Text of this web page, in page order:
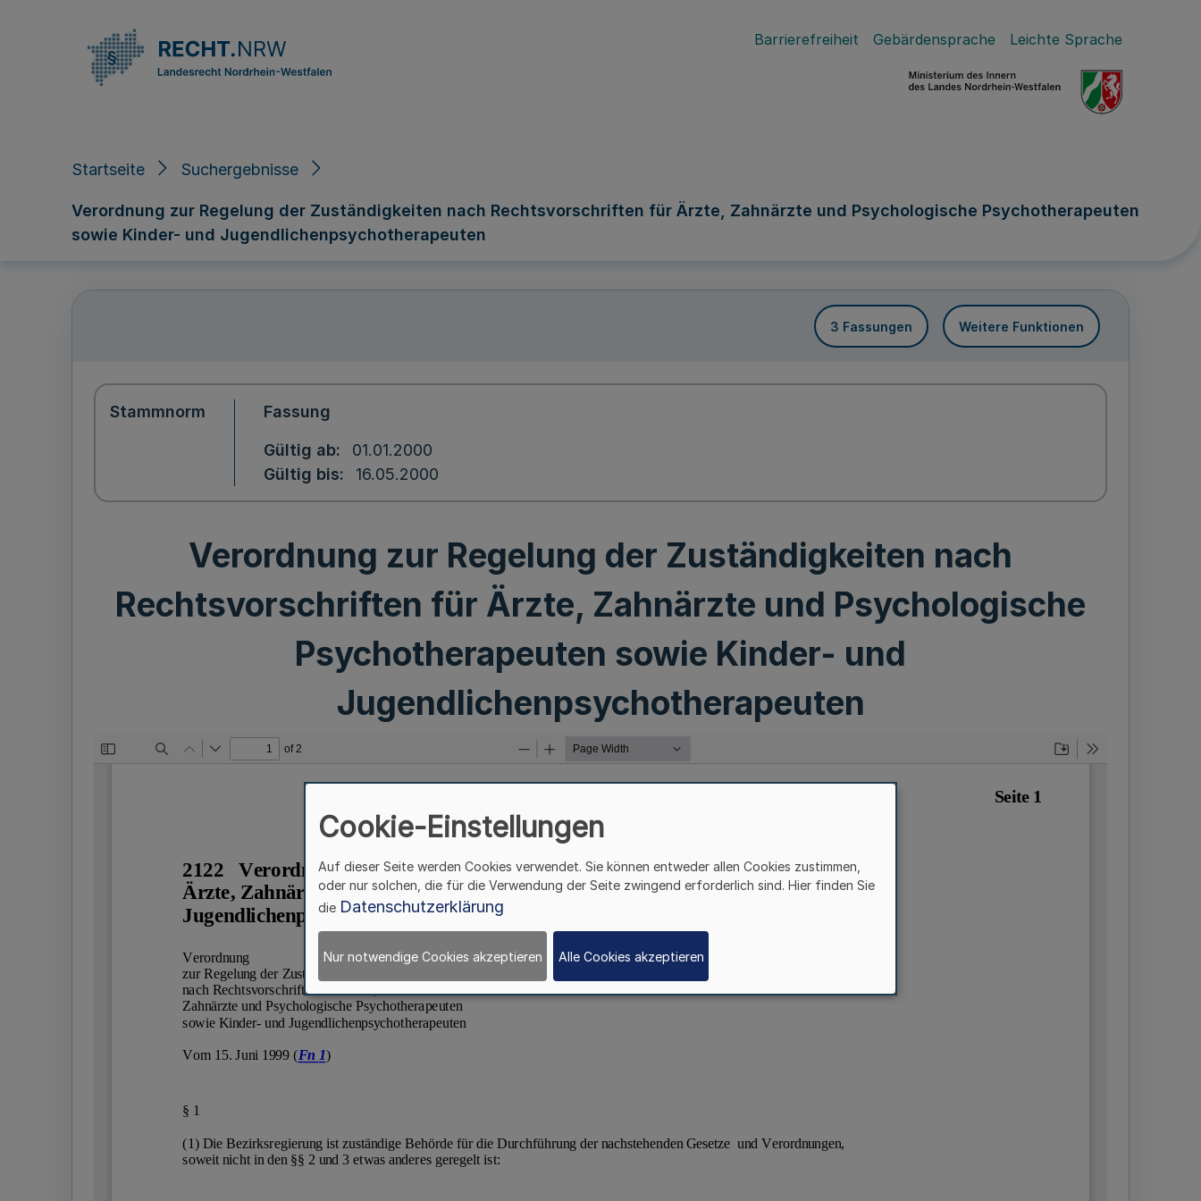
Barrierefreiheit Gebärdensprache Leichte Sprache
Startseite Suchergebnisse
Verordnung zur Regelung der Zuständigkeiten nach Rechtsvorschriften für Ärzte, Zahnärzte und Psychologische Psychotherapeuten
sowie Kinder- und Jugendlichenpsychotherapeuten
3 Fassungen Weitere Funktionen
Stammnorm Fassung
Gültig ab
01.01.2000
Gültig bis
16.05.2000
Verordnung zur Regelung der Zuständigkeiten nach
Rechtsvorschriften für Ärzte, Zahnärzte und Psychologische
Psychotherapeuten sowie Kinder- und
Jugendlichenpsychotherapeuten
Cookie-Einstellungen
Auf dieser Seite werden Cookies verwendet. Sie können entweder allen Cookies zustimmen,
oder nur solchen, die für die Verwendung der Seite zwingend erforderlich sind. Hier finden Sie
die Datenschutzerklärung
Nur notwendige Cookies akzeptieren Alle Cookies akzeptieren